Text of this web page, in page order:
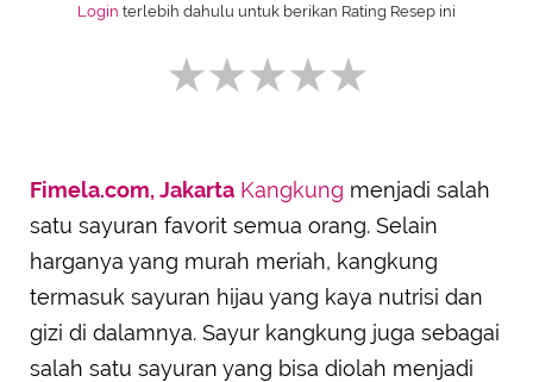
Login terlebih dahulu untuk berikan Rating Resep ini
SUBMIT REVIEW
Fimela.com, Jakarta Kangkung menjadi salah
satu sayuran favorit semua orang. Selain
harganya yang murah meriah, kangkung
termasuk sayuran hijau yang kaya nutrisi dan
gizi di dalamnya. Sayur kangkung juga sebagai
salah satu sayuran yang bisa diolah menjadi